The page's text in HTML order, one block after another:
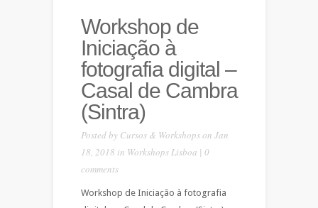
Workshop de
Iniciação à
fotografia digital –
Casal de Cambra
(Sintra)
Posted by Cursos & Workshopson Jan
18, 2018 in Workshops Lisboa | 0
comments
Workshop de Iniciação à fotografia